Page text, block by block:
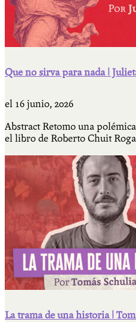
Que no sirva para nada |
el 16 junio, 2026
Abstract Retomo una
el libro de Roberto Chuit
La trama de una historia |